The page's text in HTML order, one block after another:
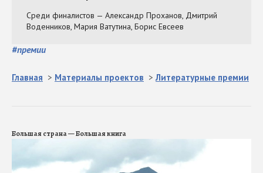
#премии
Главная > Материалы проектов >Литературные премии
Большая страна — Большая книга